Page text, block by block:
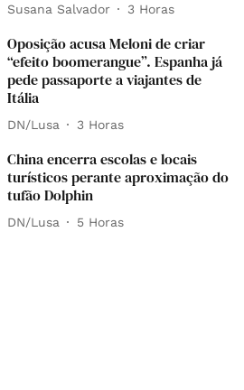
Susana Salvador 3 Horas
Oposição acusa Meloni de criar
“efeito boomerangue”. Espanha já
pede passaporte a viajantes de
Itália
DN/Lusa 3 Horas
China encerra escolas e locais
turísticos perante aproximação do
tufão Dolphin
DN/Lusa 5 Horas